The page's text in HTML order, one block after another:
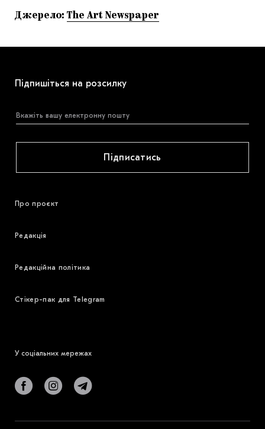
Джерело: The Art Newspaper
Підпишіться на розсилку
Підписатись
Про проєкт
Редакція
Редакційна політика
Стікер-пак для Telegram
У соціальних мережах